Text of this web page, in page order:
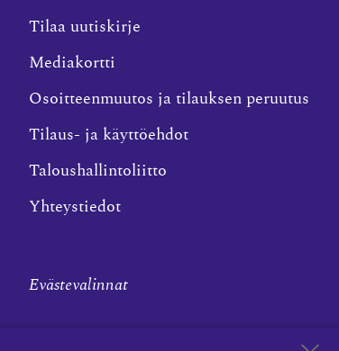
Tilaa uutiskirje
Mediakortti
Osoitteenmuutos ja tilauksen peruutus
Tilaus- ja käyttöehdot
Taloushallintoliitto
Yhteystiedot
Evästevalinnat